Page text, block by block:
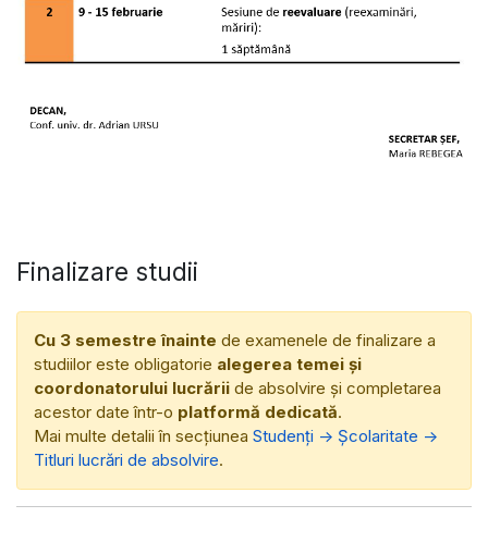
Finalizare studii
Cu 3 semestre înainte de examenele de finalizare a
studiilor este obligatorie alegerea temei și
coordonatorului lucrării de absolvire și completarea
acestor date într-o platformă dedicată.
Mai multe detalii în secțiunea Studenți -> Școlaritate ->
Titluri lucrări de absolvire.